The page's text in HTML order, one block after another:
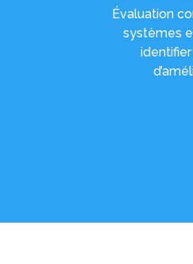
Évaluation
systèmes